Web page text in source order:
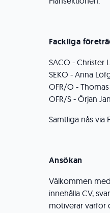
Fackliga
SACO - Christer
SEKO - Anna
OFR/O -
OFR/S - Örjan
Samtliga nås via
Ansökan
Välkommen
innehålla CV,
motiverar varför